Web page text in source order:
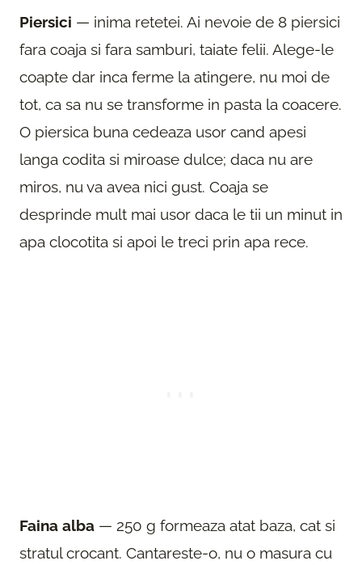
Piersici — inima retetei. Ai nevoie de 8 piersici
fara coaja si fara samburi, taiate felii. Alege-le
coapte dar inca ferme la atingere, nu moi de
tot, ca sa nu se transforme in pasta la coacere.
O piersica buna cedeaza usor cand apesi
langa codita si miroase dulce; daca nu are
miros, nu va avea nici gust. Coaja se
desprinde mult mai usor daca le tii un minut in
apa clocotita si apoi le treci prin apa rece.
Faina alba — 250 g formeaza atat baza, cat si
stratul crocant. Cantareste-o, nu o masura cu